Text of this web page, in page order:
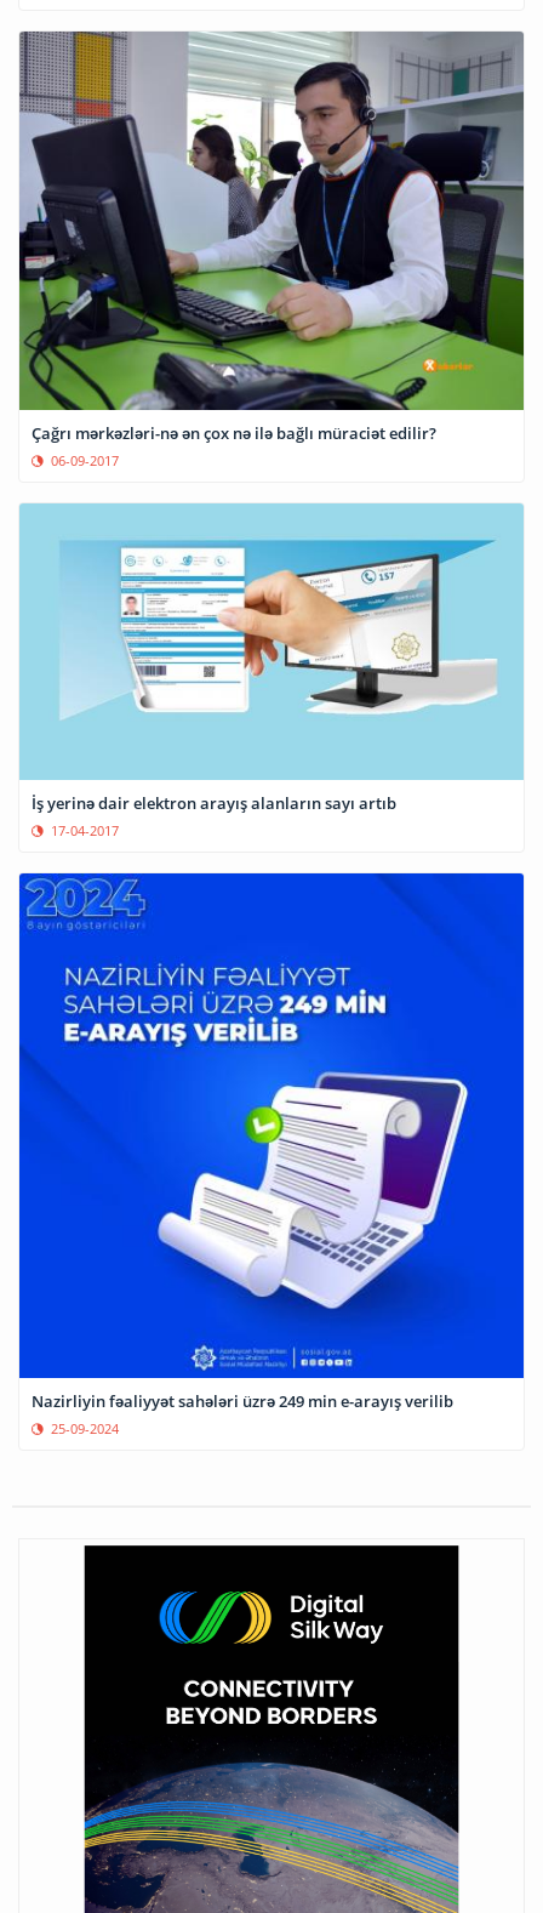
Çağrı mərkəzləri-nə ən çox nə ilə bağlı müraciət edilir?
06-09-2017
İş yerinə dair elektron arayış alanların sayı artıb
17-04-2017
Nazirliyin fəaliyyət sahələri üzrə 249 min e-arayış verilib
25-09-2024